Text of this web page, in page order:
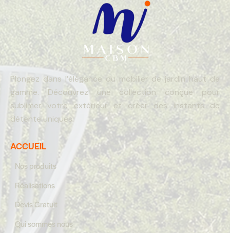
Plongez dans l’élégance du mobilier de jardin haut de
gamme. Découvrez une collection conçue pour
sublimer votre extérieur et créer des instants de
détente uniques.
ACCUEIL
Nos produits
Réalisations
Devis Gratuit
Qui sommes nous